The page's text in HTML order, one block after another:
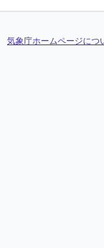
気象庁ホームページにつ